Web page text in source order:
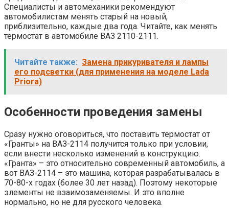
Специалисты и автомеханики рекомендуют
автомобилистам менять старый на новый,
приблизительно, каждые два года. Читайте, как менять
термостат в автомобиле ВАЗ 2110-2111.
Читайте также: Замена прикуривателя и лампы
его подсветки (для применения на моделе Lada
Priora)
Особенности проведения замены
Сразу нужно оговориться, что поставить термостат от
«Гранты» на ВАЗ-2114 получится только при условии,
если внести несколько изменений в конструкцию.
«Гранта» – это относительно современный автомобиль, а
вот ВАЗ-2114 – это машина, которая разрабатывалась в
70-80-х годах (более 30 лет назад). Поэтому некоторые
элементы не взаимозаменяемы. И это вполне
нормально, но не для русского человека.